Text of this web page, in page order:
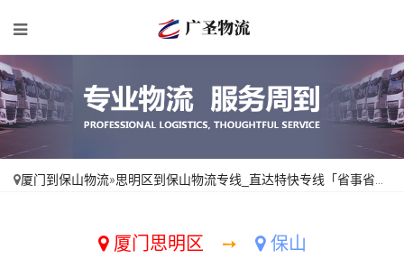
厦门到保山物流»思明区到保山物流专线_直达特快专线「省事省心」
厦门思明区 ➙ 保山